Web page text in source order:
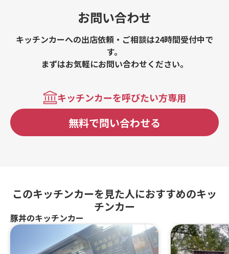
お問い合わせ
キッチンカーへの出店依頼・ご相談は24時間受付中で
す。
まずはお気軽にお問い合わせください。
キッチンカーを呼びたい方専用
無料で問い合わせる
このキッチンカーを見た人におすすめのキッ
チンカー
豚丼のキッチンカー